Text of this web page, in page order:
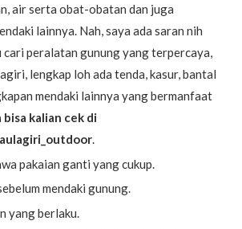
air serta obat-obatan dan juga
lainnya. Nah, saya ada saran nih
cari peralatan gunung yang terpercaya,
lengkap loh ada tenda, kasur, bantal
mendaki lainnya yang bermanfaat
kalian cek di
.
pakaian ganti yang cukup.
mendaki gunung.
yang berlaku.